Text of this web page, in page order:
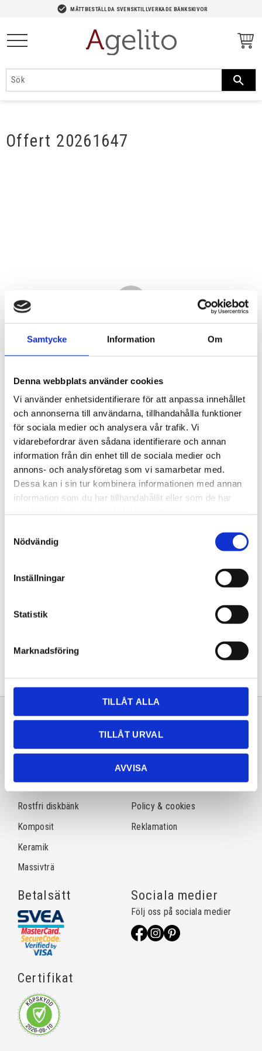
Samtycke Information Om
Denna webbplats använder cookies
Vi använder enhetsidentifierare för att anpassa innehållet
och annonserna till användarna, tillhandahålla funktioner
för sociala medier och analysera vår trafik. Vi
vidarebefordrar även sådana identifierare och annan
information från din enhet till de sociala medier och
annons- och analysföretag som vi samarbetar med.
Dessa kan i sin tur kombinera informationen med annan
information som du har tillhandahållit eller som de har
Nödvändig
Inställningar
Statistik
Marknadsföring
TILLÅT ALLA
TILLÅT URVAL
AVVISA
check_circle MÅTTBESTÄLLDA SVENSKTILLVERKADE BÄNKSKIVOR
Offert 20261647
15 670,00KR
Antal
Lagervara
Artikelnr
20261647
Sortiment
Natursten
Rostfri diskbänk
Komposit
Keramik
Massivträ
Information
Frågor & svar
Köpvillkor
Policy & cookies
Reklamation
Betalsätt
Certifikat
Sociala medier
Följ oss på sociala medier